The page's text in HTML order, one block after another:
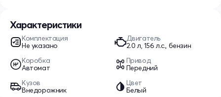
Характеристики
Комплектация
Не указано
Двигатель
2.0 л, 156 л.с., бензин
Коробка
Автомат
Привод
Передний
Кузов
Внедорожник
Цвет
Белый